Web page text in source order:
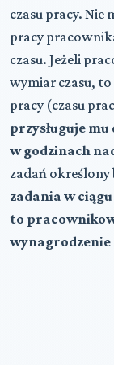
czasu pracy. Nie
pracy
czasu. Jeżeli
wymiar czasu,
pracy (czasu
przysługuje
w godzinach
zadań określony
zadania w
to
wynagrodzenie